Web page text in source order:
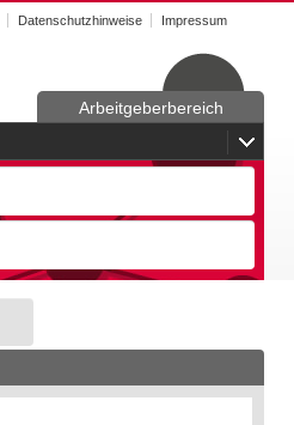
Datenschutzhinweise Impressum
Arbeitgeberbereich